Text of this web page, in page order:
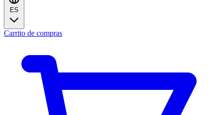
ES
Carrito de compras